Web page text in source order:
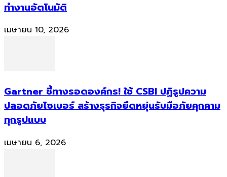
ทำงานอัตโนมัติ
เมษายน 10, 2026
Gartner ชี้ทางรอดองค์กร! ใช้ CSBI ปฏิรูปความ
ปลอดภัยไซเบอร์ สร้างธุรกิจยืดหยุ่นรับมือภัยคุกคาม
ทุกรูปแบบ
เมษายน 6, 2026